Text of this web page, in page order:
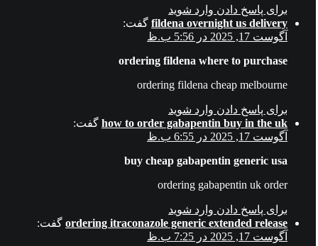
برای پاسخ دادن وارد شوید
fildena overnight us delivery گفت:
آگوست 17, 2025 در 5:56 ب.ظ
ordering fildena where to purchase
ordering fildena cheap melbourne
برای پاسخ دادن وارد شوید
how to order gabapentin buy in the uk گفت:
آگوست 17, 2025 در 6:55 ب.ظ
buy cheap gabapentin generic usa
ordering gabapentin uk order
برای پاسخ دادن وارد شوید
ordering itraconazole generic extended release گفت:
آگوست 17, 2025 در 7:25 ب.ظ